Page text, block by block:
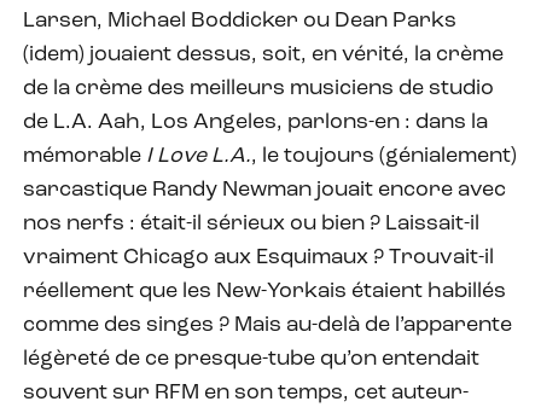
Larsen, Michael Boddicker ou Dean Parks
(idem) jouaient dessus, soit, en vérité, la crème
de la crème des meilleurs musiciens de studio
de L.A. Aah, Los Angeles, parlons-en : dans la
mémorable I Love L.A., le toujours (génialement)
sarcastique Randy Newman jouait encore avec
nos nerfs : était-il sérieux ou bien ? Laissait-il
vraiment Chicago aux Esquimaux ? Trouvait-il
réellement que les New-Yorkais étaient habillés
comme des singes ? Mais au-delà de l’apparente
légèreté de ce presque-tube qu’on entendait
souvent sur RFM en son temps, cet auteur-